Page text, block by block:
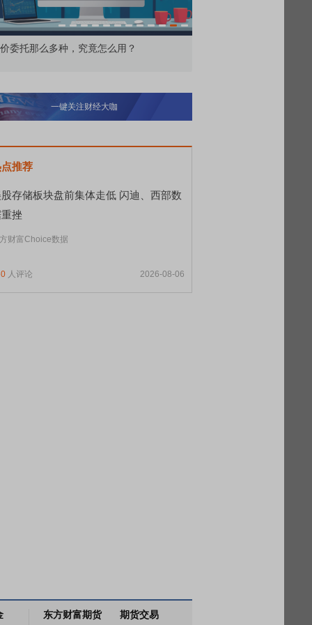
委托那么多种，究竟怎么用？
一键关注财经大咖
推荐
存储板块盘前集体走低 闪迪、西部数
挫
财富Choice数据
人评论 2026-08-06
东方财富期货 期货交易